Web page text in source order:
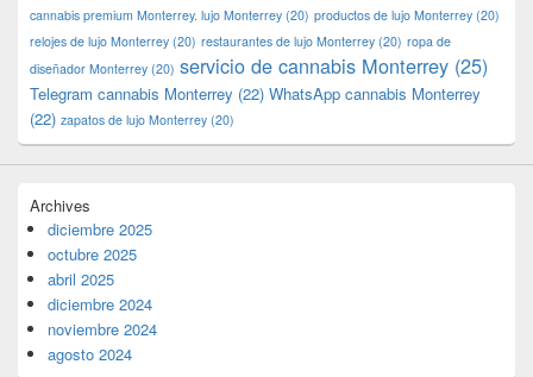
cannabis premium Monterrey. lujo Monterrey (20) productos de lujo Monterrey (20)
relojes de lujo Monterrey (20) restaurantes de lujo Monterrey (20) ropa de
diseñador Monterrey (20) servicio de cannabis Monterrey (25)
Telegram cannabis Monterrey (22) WhatsApp cannabis Monterrey
(22) zapatos de lujo Monterrey (20)
Archives
diciembre 2025
octubre 2025
abril 2025
diciembre 2024
noviembre 2024
agosto 2024